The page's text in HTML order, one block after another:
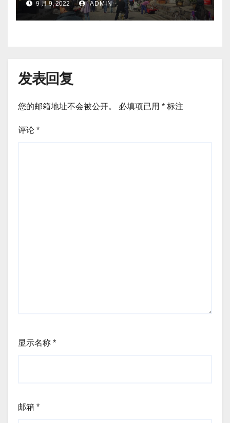
9 月 9, 2022 ADMIN
发表回复
您的邮箱地址不会被公开。 必填项已用 * 标注
评论 *
显示名称 *
邮箱 *